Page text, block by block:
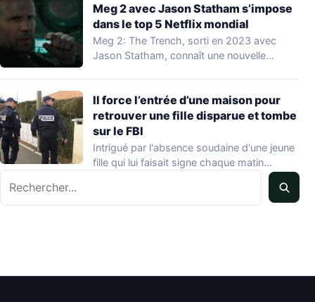
Meg 2 avec Jason Statham s’impose
dans le top 5 Netflix mondial
Meg 2: The Trench, sorti en 2023 avec
Jason Statham, connaît une nouvelle
Il force l’entrée d’une maison pour
retrouver une fille disparue et tombe
sur le FBI
Intrigué par l'absence soudaine d'une jeune
fille qui lui faisait signe chaque matin
Rechercher